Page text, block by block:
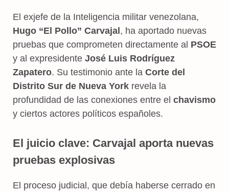
El exjefe de la Inteligencia militar venezolana,
Hugo “El Pollo” Carvajal, ha aportado nuevas
pruebas que comprometen directamente al PSOE
y al expresidente José Luis Rodríguez
Zapatero. Su testimonio ante la Corte del
Distrito Sur de Nueva York revela la
profundidad de las conexiones entre el chavismo
y ciertos actores políticos españoles.
El juicio clave: Carvajal aporta nuevas
pruebas explosivas
El proceso judicial, que debía haberse cerrado en